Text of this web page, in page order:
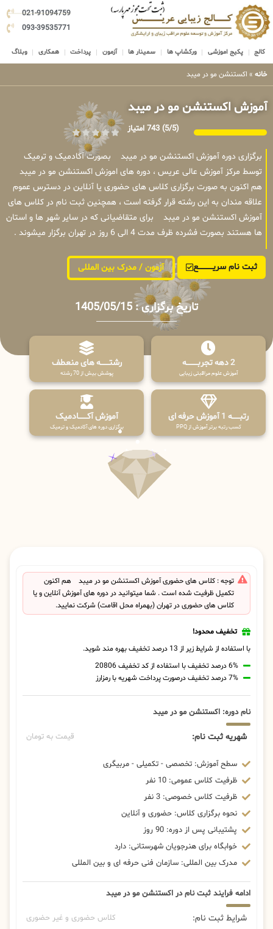
021-91094759
093-39535771
کالج پکیج اموزشی ورکشاپ ها سمینار ها آزمون پرداخت همکاری وبلاگ
خانه » اکستنشن مو در میبد
آموزش اکستنشن مو در میبد
(5/5) 743 امتیاز
برگزاری دوره آموزش اکستنشن مو در میبد بصورت آکادمیک و ترمیک
توسط مرکز آموزش عالی عریس ، دوره های اموزش اکستنشن مو در میبد
هم اکنون به صورت برگزاری کلاس های حضوری یا آنلاین در دسترس عموم
علاقه مندان به این رشته قرار گرفته است ، همچنین ثبت نام در کلاس های
آموزش اکستنشن مو در میبد برای متقاضیانی که در سایر شهر ها و استان
ها هستند بصورت فشرده ظرف مدت 4 الی 6 روز در تهران برگزار میشوند .
ثبت نام سریــــــــــــع آزمون / مدرک بین المللی
تاریخ برگزاری : 1405/05/15
2 دهه تجربـــــــــه
آموزش علوم مراقبتی زیبایی
رشتـــــــه های منعطف
پوشش بیش از 70 رشته
رتبــــــه 1 آموزش حرفه ای
کسب رتبه برتر آموزش از PPQ
آموزش آکـــــــادمیک
برگزاری دوره های آکادمیک و ترمیک
توجه : کلاس های حضوری آموزش اکستنشن مو در میبد هم اکنون
تکمیل ظرفیت شده است . شما میتوانید در دوره های آموزش آنلاین و یا
کلاس های حضوری در تهران (بهمراه محل اقامت) شرکت نمایید.
تخفیف محدود!
با استفاده از شرایط زیر از 13 درصد تخفیف بهره مند شوید.
6% درصد تخفیف با استفاده از کد تخفیف 20806
7% درصد تخفیف درصورت پرداخت شهریه با رمزارز
نام دوره: اکستنشن مو در میبد
شهریه ثبت نام: قیمت به تومان
سطح آموزش: تخصصی - تکمیلی - مربیگری
ظرفیت کلاس عمومی: 10 نفر
ظرفیت کلاس خصوصی: 3 نفر
نحوه برگزاری کلاس: حضوری و آنلاین
پشتیبانی پس از دوره: 90 روز
خوابگاه برای هنرجویان شهرستانی: دارد
مدرک بین المللی: سازمان فنی حرفه ای و بین المللی
ادامه فرایند ثبت نام در اکستنشن مو در میبد
شرایط ثبت نام: کلاس حضوری و غیر حضوری